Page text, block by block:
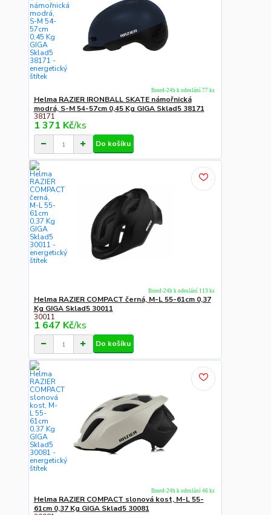
Helma RAZIER IRONBALL SKATE námořnická
modrá, S-M 54-57cm 0,45 Kg GIGA Sklad5 38171
38171
1 371 Kč/ks
Ihned-24h k odeslání 77 ks
Do košíku
Helma RAZIER COMPACT černá, M-L 55-61cm 0,37
Kg GIGA Sklad5 30011
30011
1 647 Kč/ks
Ihned-24h k odeslání 113 ks
Do košíku
Helma RAZIER COMPACT slonová kost, M-L 55-
61cm 0,37 Kg GIGA Sklad5 30081
Ihned-24h k odeslání 46 ks